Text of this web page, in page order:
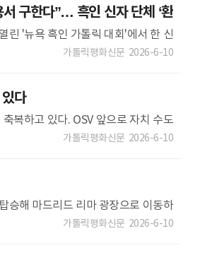
구한다”… 흑인 신자 단체 ‘환
린 '뉴욕 흑인 가톨릭 대회'에서 한 신
가톨릭평화신문 2026-6-10
다
복하고 있다. OSV 앞으로 자치 수도
의 권한으로 해임할 수 있다. 교황청
가톨릭평화신문 2026-6-10
승해 마드리드 리마 광장으로 이동하
거동·미사 거행 바르셀로나
가톨릭평화신문 2026-6-10